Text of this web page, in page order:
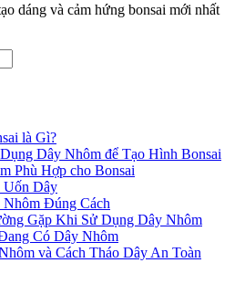
dáng và cảm hứng bonsai mới nhất
là Gì?
Dây Nhôm để Tạo Hình Bonsai
Phù Hợp cho Bonsai
Uốn Dây
Đúng Cách
Gặp Khi Sử Dụng Dây Nhôm
Có Dây Nhôm
và Cách Tháo Dây An Toàn